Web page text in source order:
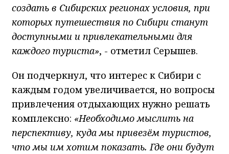
создать в Сибирских регионах условия, при
которых путешествия по Сибири станут
доступными и привлекательными для
каждого туриста», - отметил Серышев.
Он подчеркнул, что интерес к Сибири с
каждым годом увеличивается, но вопросы
привлечения отдыхающих нужно решать
комплексно: «Необходимо мыслить на
перспективу, куда мы привезём туристов,
что мы им хотим показать. Где они будут